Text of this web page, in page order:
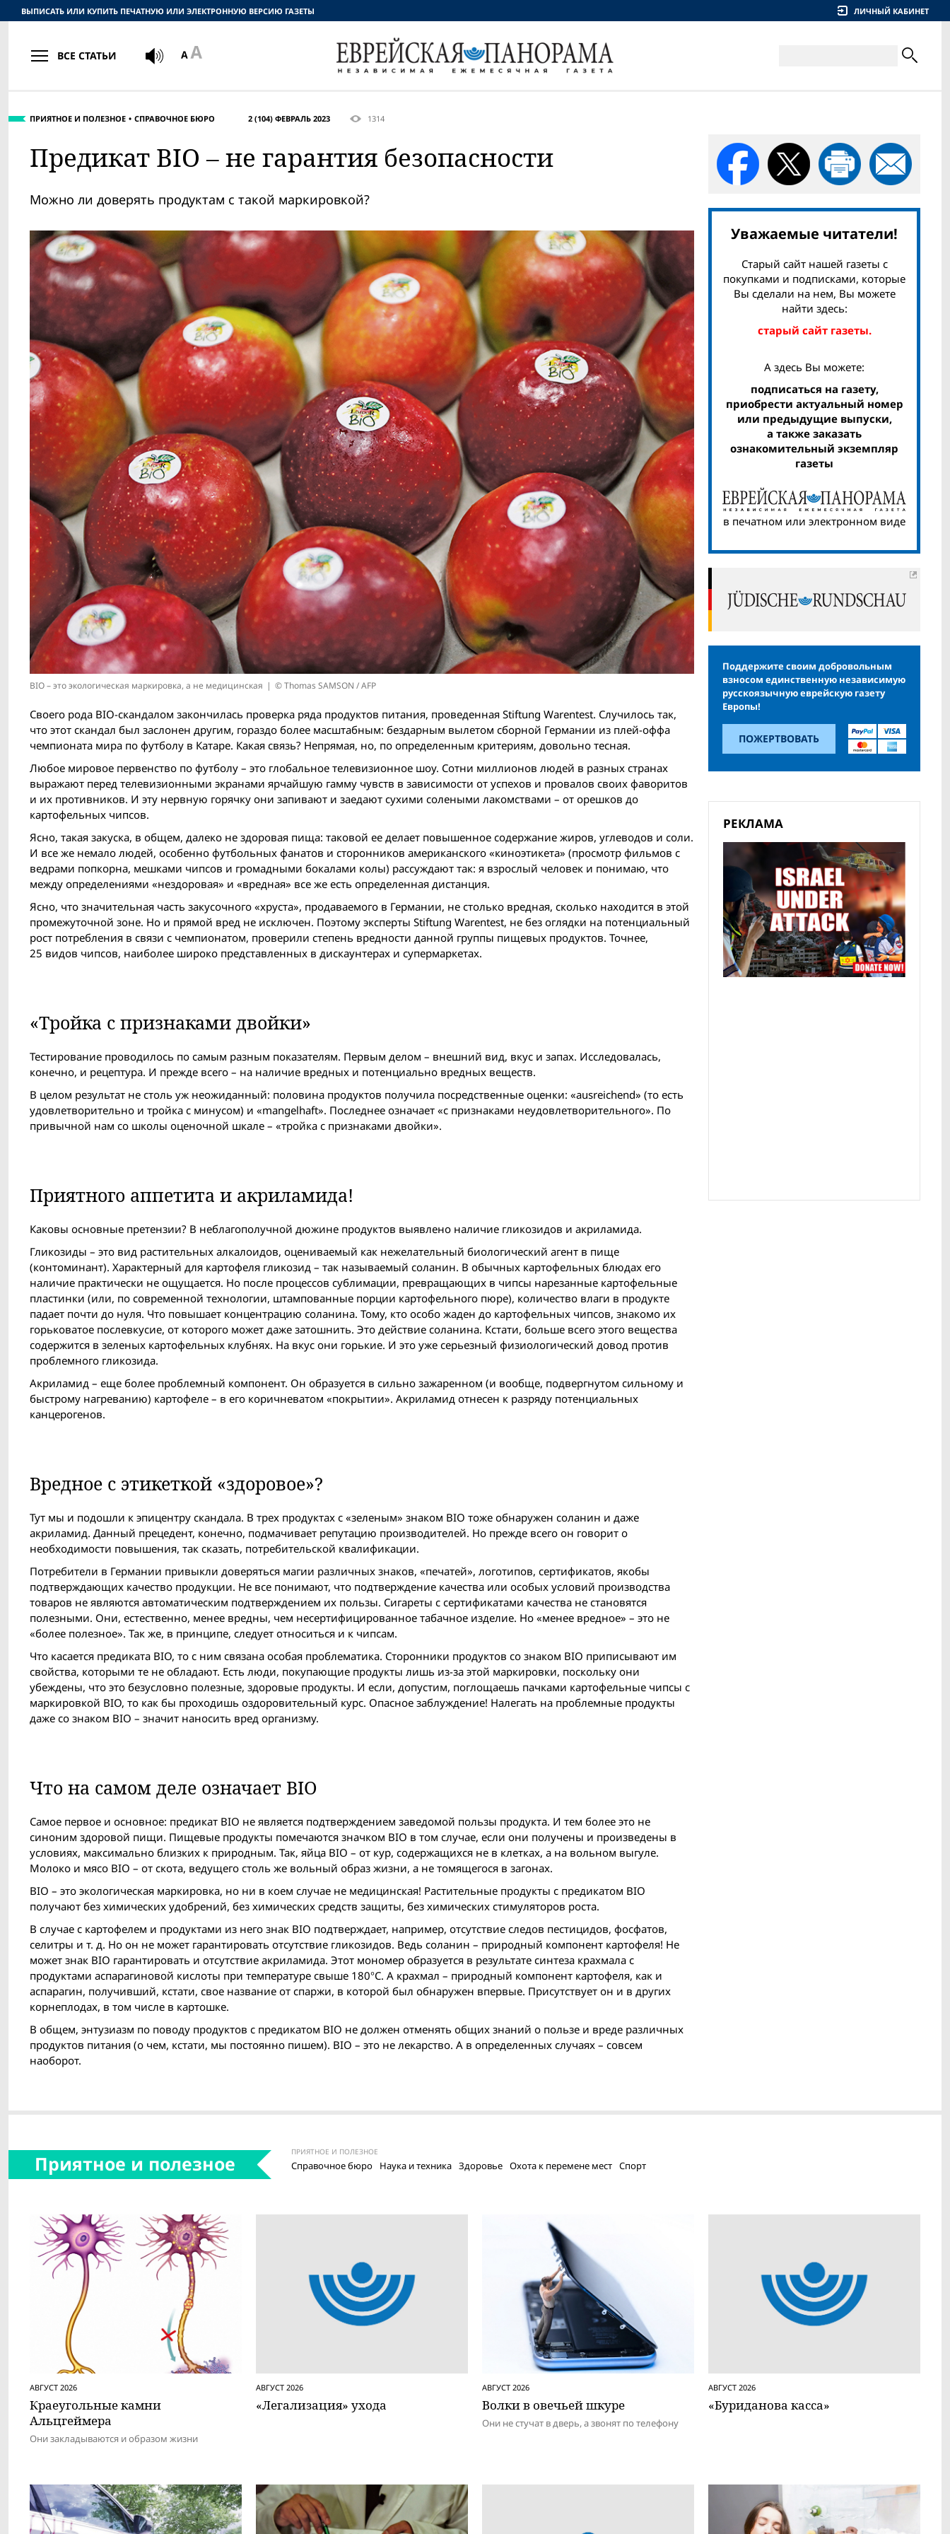
ПРИЯТНОЕ И ПОЛЕЗНОЕ СПРАВОЧНОЕ БЮРО 2 (104) ФЕВРАЛЬ 2023 1314
Предикат BIO – не гарантия безопасности
Можно ли доверять продуктам с такой маркировкой?
BIO – это экологическая маркировка, а не медицинская © Thomas SAMSON / AFP
Своего рода BIO-скандалом закончилась проверка ряда продуктов питания, проведенная Stiftung Warentest. Случилось так,
что этот скандал был заслонен другим, гораздо более масштабным: бездарным вылетом сборной Германии из плей-оффа
чемпионата мира по футболу в Катаре. Какая связь? Непрямая, но, по определенным критериям, довольно тесная.
Любое мировое первенство по футболу – это глобальное телевизионное шоу. Сотни миллионов людей в разных странах
выражают перед телевизионными экранами ярчайшую гамму чувств в зависимости от успехов и провалов своих фаворитов
и их противников. И эту нервную горячку они запивают и заедают сухими солеными лакомствами – от орешков до
картофельных чипсов.
Ясно, такая закуска, в общем, далеко не здоровая пища: таковой ее делает повышенное содержание жиров, углеводов и соли.
И все же немало людей, особенно футбольных фанатов и сторонников американского «киноэтикета» (просмотр фильмов с
ведрами попкорна, мешками чипсов и громадными бокалами колы) рассуждают так: я взрослый человек и понимаю, что
между определениями «нездоровая» и «вредная» все же есть определенная дистанция.
Ясно, что значительная часть закусочного «хруста», продаваемого в Германии, не столько вредная, сколько находится в этой
промежуточной зоне. Но и прямой вред не исключен. Поэтому эксперты Stiftung Warentest, не без оглядки на потенциальный
рост потребления в связи с чемпионатом, проверили степень вредности данной группы пищевых продуктов. Точнее,
25 видов чипсов, наиболее широко представленных в дискаунтерах и супермаркетах.
«Тройка с признаками двойки»
Тестирование проводилось по самым разным показателям. Первым делом – внешний вид, вкус и запах. Исследовалась,
конечно, и рецептура. И прежде всего – на наличие вредных и потенциально вредных веществ.
В целом результат не столь уж неожиданный: половина продуктов получила посредственные оценки: «ausreichend» (то есть
удовлетворительно и тройка с минусом) и «mangelhaft». Последнее означает «с признаками неудовлетворительного». По
привычной нам со школы оценочной шкале – «тройка с признаками двойки».
Приятного аппетита и акриламида!
Каковы основные претензии? В неблагополучной дюжине продуктов выявлено наличие гликозидов и акриламида.
Гликозиды – это вид растительных алкалоидов, оцениваемый как нежелательный биологический агент в пище
(контоминант). Характерный для картофеля гликозид – так называемый соланин. В обычных картофельных блюдах его
наличие практически не ощущается. Но после процессов сублимации, превращающих в чипсы нарезанные картофельные
пластинки (или, по современной технологии, штампованные порции картофельного пюре), количество влаги в продукте
падает почти до нуля. Что повышает концентрацию соланина. Тому, кто особо жаден до картофельных чипсов, знакомо их
горьковатое послевкусие, от которого может даже затошнить. Это действие соланина. Кстати, больше всего этого вещества
содержится в зеленых картофельных клубнях. На вкус они горькие. И это уже серьезный физиологический довод против
проблемного гликозида.
Акриламид – еще более проблемный компонент. Он образуется в сильно зажаренном (и вообще, подвергнутом сильному и
быстрому нагреванию) картофеле – в его коричневатом «покрытии». Акриламид отнесен к разряду потенциальных
канцерогенов.
Вредное с этикеткой «здоровое»?
Тут мы и подошли к эпицентру скандала. В трех продуктах с «зеленым» знаком BIO тоже обнаружен соланин и даже
акриламид. Данный прецедент, конечно, подмачивает репутацию производителей. Но прежде всего он говорит о
необходимости повышения, так сказать, потребительской квалификации.
Потребители в Германии привыкли доверяться магии различных знаков, «печатей», логотипов, сертификатов, якобы
подтверждающих качество продукции. Не все понимают, что подтверждение качества или особых условий производства
товаров не являются автоматическим подтверждением их пользы. Сигареты с сертификатами качества не становятся
полезными. Они, естественно, менее вредны, чем несертифицированное табачное изделие. Но «менее вредное» – это не
«более полезное». Так же, в принципе, следует относиться и к чипсам.
Что касается предиката BIO, то с ним связана особая проблематика. Сторонники продуктов со знаком BIO приписывают им
свойства, которыми те не обладают. Есть люди, покупающие продукты лишь из-за этой маркировки, поскольку они
убеждены, что это безусловно полезные, здоровые продукты. И если, допустим, поглощаешь пачками картофельные чипсы с
маркировкой BIO, то как бы проходишь оздоровительный курс. Опасное заблуждение! Налегать на проблемные продукты
даже со знаком BIO – значит наносить вред организму.
Что на самом деле означает BIO
Самое первое и основное: предикат BIO не является подтверждением заведомой пользы продукта. И тем более это не
синоним здоровой пищи. Пищевые продукты помечаются значком BIO в том случае, если они получены и произведены в
условиях, максимально близких к природным. Так, яйца BIO – от кур, содержащихся не в клетках, а на вольном выгуле.
Молоко и мясо BIO – от скота, ведущего столь же вольный образ жизни, а не томящегося в загонах.
BIO – это экологическая маркировка, но ни в коем случае не медицинская! Растительные продукты с предикатом BIO
получают без химических удобрений, без химических средств защиты, без химических стимуляторов роста.
В случае с картофелем и продуктами из него знак BIO подтверждает, например, отсутствие следов пестицидов, фосфатов,
селитры и т. д. Но он не может гарантировать отсутствие гликозидов. Ведь соланин – природный компонент картофеля! Не
может знак BIO гарантировать и отсутствие акриламида. Этот мономер образуется в результате синтеза крахмала с
продуктами аспарагиновой кислоты при температуре свыше 180°C. А крахмал – природный компонент картофеля, как и
аспарагин, получивший, кстати, свое название от спаржи, в которой был обнаружен впервые. Присутствует он и в других
корнеплодах, в том числе в картошке.
В общем, энтузиазм по поводу продуктов с предикатом BIO не должен отменять общих знаний о пользе и вреде различных
продуктов питания (о чем, кстати, мы постоянно пишем). BIO – это не лекарство. А в определенных случаях – совсем
наоборот.
Уважаемые читатели!
Старый сайт нашей газеты с
покупками и подписками, которые
Вы сделали на нем, Вы можете
найти здесь:
старый сайт газеты.
А здесь Вы можете:
подписаться на газету,
приобрести актуальный номер
или предыдущие выпуски,
а также заказать
ознакомительный экземпляр
газеты
в печатном или электронном виде
Поддержите своим добровольным
взносом единственную независимую
русскоязычную еврейскую газету
Европы!
ПОЖЕРТВОВАТЬ
РЕКЛАМА
Приятное и полезное ПРИЯТНОЕ И ПОЛЕЗНОЕ
Справочное бюро Наука и техника Здоровье Охота к перемене мест Спорт
АВГУСТ 2026
Краеугольные камни
Альцгеймера
Они закладываются и образом жизни
АВГУСТ 2026
«Легализация» ухода
АВГУСТ 2026
Волки в овечьей шкуре
Они не стучат в дверь, а звонят по телефону
АВГУСТ 2026
«Буриданова касса»
ВЫПИСАТЬ ИЛИ КУПИТЬ ПЕЧАТНУЮ ИЛИ ЭЛЕКТРОННУЮ ВЕРСИЮ ГАЗЕТЫ ЛИЧНЫЙ КАБИНЕТ
ВСЕ СТАТЬИ